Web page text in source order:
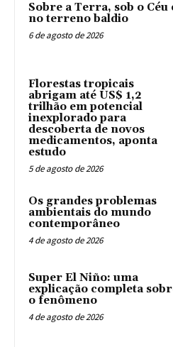
Sobre a Terra, sob o Céu
no terreno baldio
6 de agosto de 2026
Florestas tropicais
abrigam até US$ 1,2
trilhão em potencial
inexplorado para
descoberta de novos
medicamentos, aponta
estudo
5 de agosto de 2026
Os grandes problemas
ambientais do mundo
contemporâneo
4 de agosto de 2026
Super El Niño: uma
explicação completa
o fenômeno
4 de agosto de 2026